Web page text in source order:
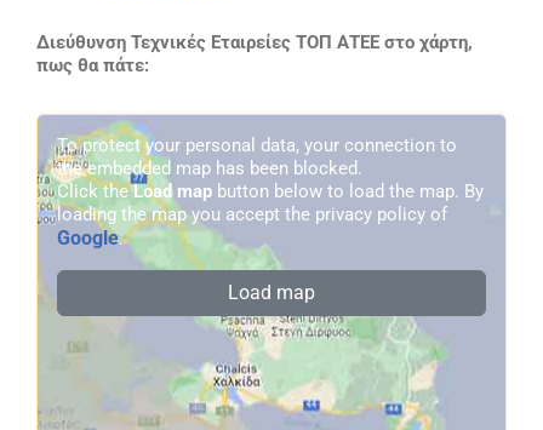
Διεύθυνση Τεχνικές Εταιρείες ΤΟΠ ΑΤΕΕ στο χάρτη,
πως θα πάτε:
To protect your personal data, your connection to
the embedded map has been blocked.
Click theLoad map button below to load the map. By
loading the map you accept the privacy policy of
Google.
Load map